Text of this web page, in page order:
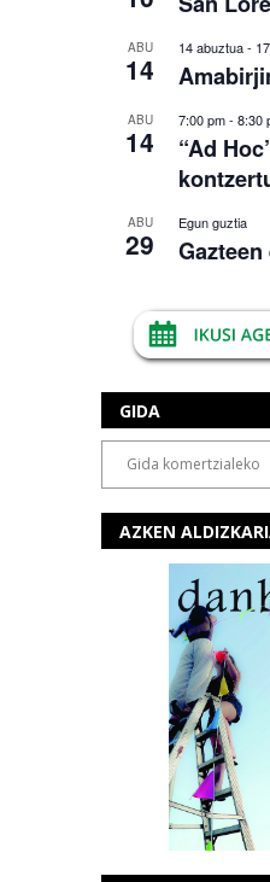
ABU
14
14 abuztua-
ABU
14
7:00 pm- 8:30
“Ad
ABU
29
Egun guztia
GIDA
AZKEN